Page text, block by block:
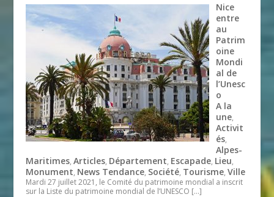
Nice
entre
au
Patrim
oine
Mondi
al de
l’Unesc
o
A la
une,
Activit
és,
Alpes-
Maritimes,Articles, Département, Escapade, Lieu,
Monument, News Tendance, Société, Tourisme,Ville
Mardi 27 juillet 2021, le Comité du patrimoine mondial a inscrit
sur la Liste du patrimoine mondial de l’UNESCO […]